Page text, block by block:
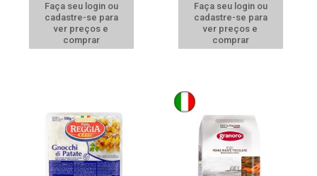
Faça seu login ou
cadastre-se para
ver preços e
comprar
Faça seu login ou
cadastre-se para
ver preços e
comprar